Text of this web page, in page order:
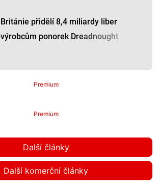
Británie přidělí 8,4 miliardy liber
výrobcům ponorek Dreadnought
Premium
Premium
Další články
Další komerční články